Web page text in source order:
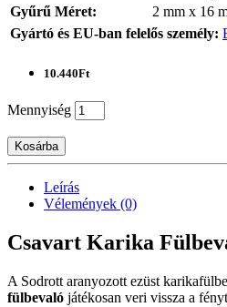
Gyűrű Méret:
2 mm x 16
Gyártó és EU-ban felelős személy:
10.440Ft
Mennyiség
Kosárba
Leírás
Vélemények (0)
Csavart Karika
A Sodrott aranyozott ezüst
fülbevaló játékosan veri vissza a